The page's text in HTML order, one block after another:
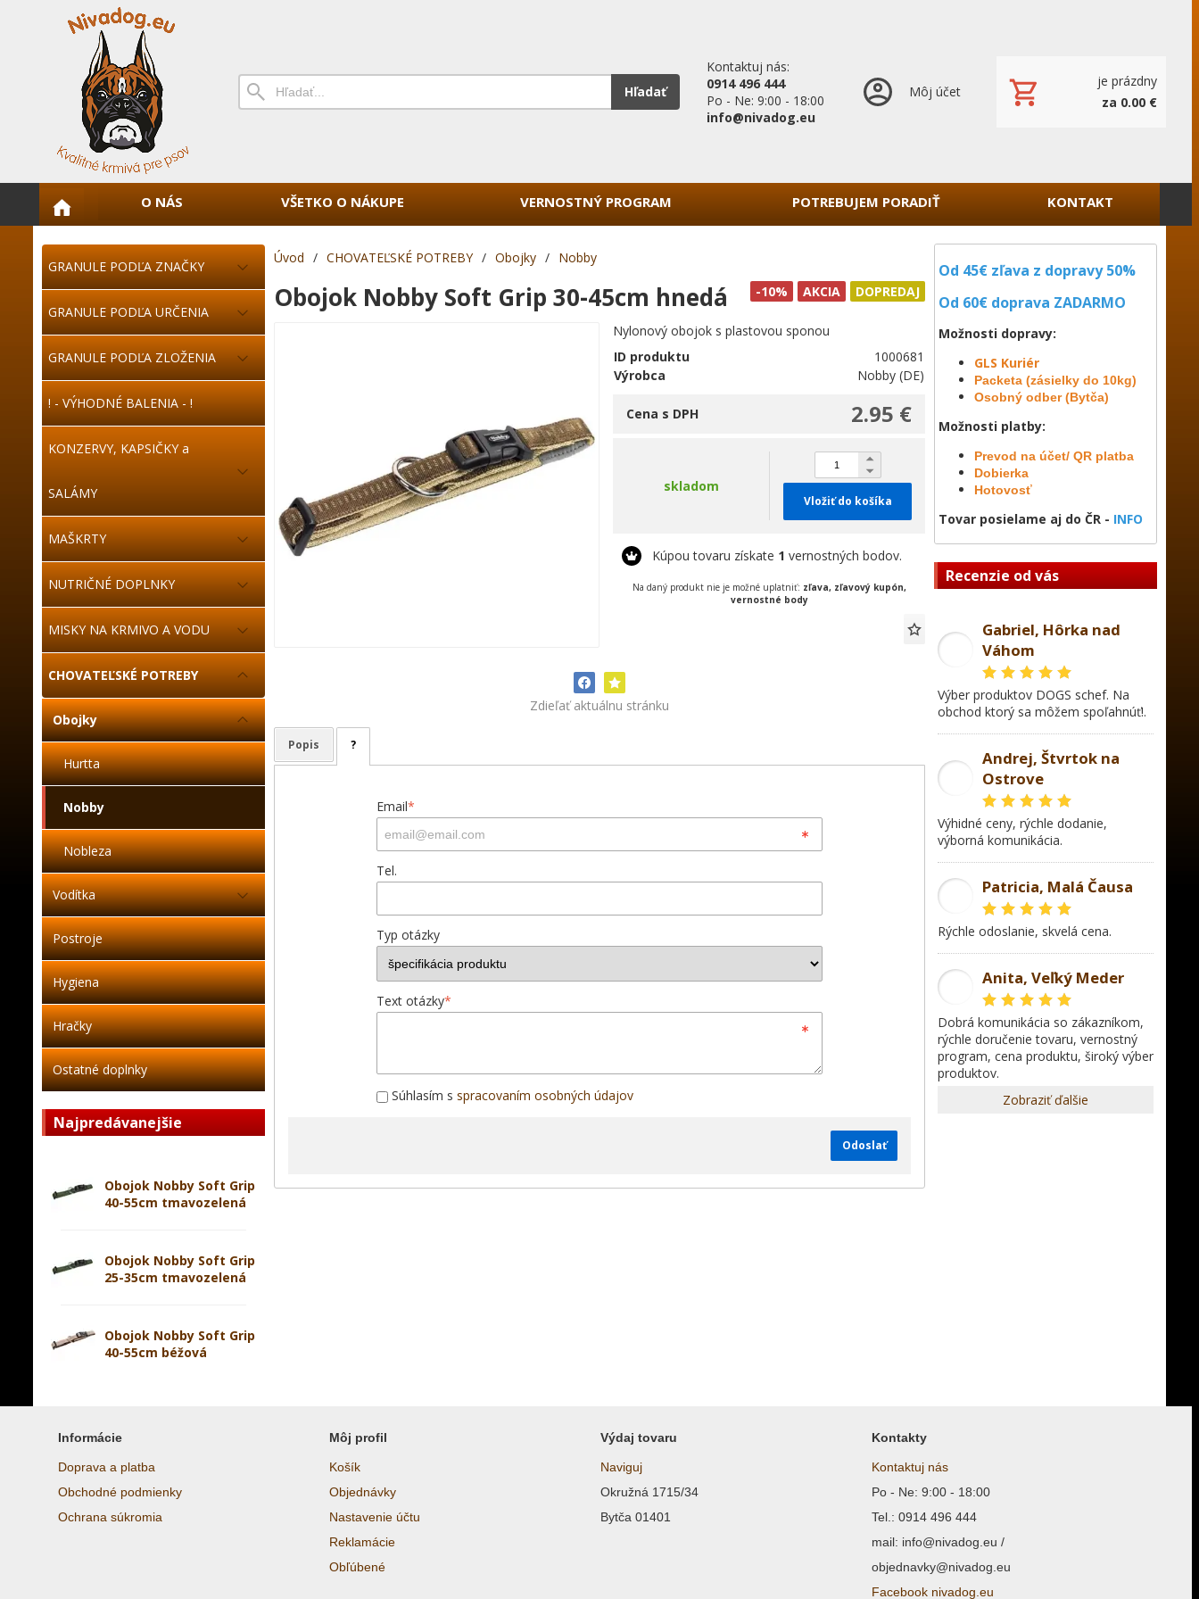
Hľadať
Kontaktuj nás:
0914 496 444
Po - Ne: 9:00 - 18:00
info@nivadog.eu
Môj účet
je prázdny
za 0.00 €
O NÁS VŠETKO O NÁKUPE VERNOSTNÝ PROGRAM POTREBUJEM PORADIŤ KONTAKT
Od 45€ zľava z dopravy 50%
Od 60€ doprava ZADARMO
Možnosti dopravy:
GLS Kuriér
Packeta (zásielky do 10kg)
Osobný odber (Bytča)
Možnosti platby:
Prevod na účet/ QR platba
Dobierka
Hotovosť
Tovar posielame aj do ČR - INFO
Recenzie od vás
Gabriel, Hôrka nad
Váhom
Výber produktov DOGS schef. Na
obchod ktorý sa môžem spoľahnúť!.
Andrej, Štvrtok na
Ostrove
Výhidné ceny, rýchle dodanie,
výborná komunikácia.
Patricia, Malá Čausa
rýchle odoslanie, skvelá cena.
Anita, Veľký Meder
dobrá komunikácia so zákazníkom,
rýchle doručenie tovaru, vernostný
program, cena produktu, široký výber
produktov.
Zobraziť ďalšie
GRANULE PODĽA ZNAČKY
GRANULE PODĽA URČENIA
GRANULE PODĽA ZLOŽENIA
! - VÝHODNÉ BALENIA - !
KONZERVY, KAPSIČKY a
SALÁMY
MAŠKRTY
NUTRIČNÉ DOPLNKY
MISKY NA KRMIVO A VODU
CHOVATEĽSKÉ POTREBY
Obojky
Hurtta
Nobby
Nobleza
Vodítka
Postroje
Hygiena
Hračky
Ostatné doplnky
Najpredávanejšie
Obojok Nobby Soft Grip
40-55cm tmavozelená
Obojok Nobby Soft Grip
25-35cm tmavozelená
Obojok Nobby Soft Grip
40-55cm béžová
Úvod / CHOVATEĽSKÉ POTREBY / Obojky / Nobby
DOPREDAJ
AKCIA
-10%
Obojok Nobby Soft Grip 30-45cm hnedá
Nylonový obojok s plastovou sponou
ID produktu
1000681
Výrobca
Nobby (DE)
2.95 €
Cena s DPH
skladom
Vložiť do košíka
Kúpou tovaru získate 1 vernostných bodov.
Na daný produkt nie je možné uplatniť: zľava, zľavový kupón,
vernostné body
Zdieľať aktuálnu stránku
Popis ?
Email*
Tel.
Typ otázky
Text otázky*
Súhlasím s spracovaním osobných údajov
Odoslať
Informácie
Doprava a platba
Obchodné podmienky
Ochrana súkromia
Môj profil
Košík
Objednávky
Nastavenie účtu
Reklamácie
Obľúbené
Výdaj tovaru
Naviguj
Okružná 1715/34
Bytča 01401
Kontakty
Kontaktuj nás
Po - Ne: 9:00 - 18:00
Tel.: 0914 496 444
mail: info@nivadog.eu /
objednavky@nivadog.eu
Facebook nivadog.eu